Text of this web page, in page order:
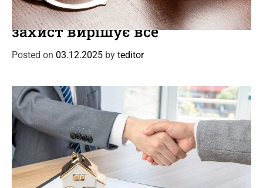
a
t
e
g
e
s
Кримінальний адвокат: коли
захист вирішує все
Posted on 03.12.2025 by teditor